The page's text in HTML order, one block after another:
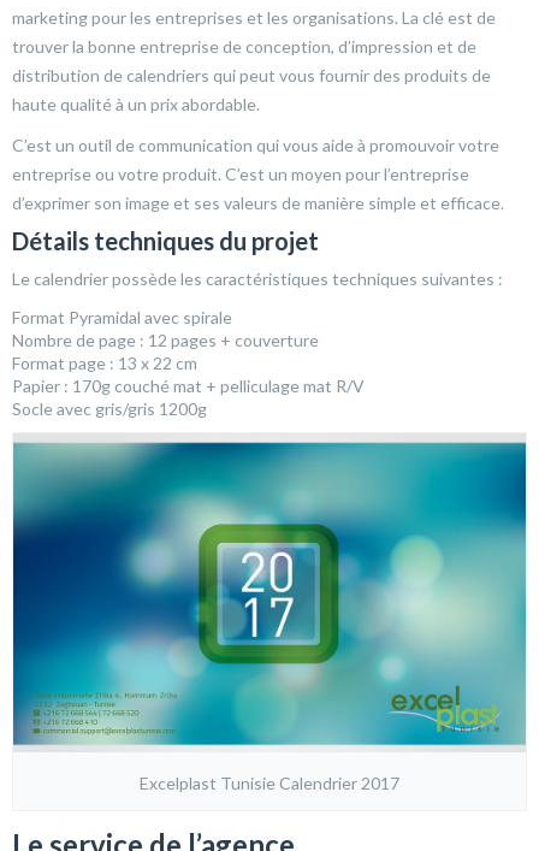
marketing pour les entreprises et les organisations. La clé est de
trouver la bonne entreprise de conception, d’impression et de
distribution de calendriers qui peut vous fournir des produits de
haute qualité à un prix abordable.
C’est un outil de communication qui vous aide à promouvoir votre
entreprise ou votre produit. C’est un moyen pour l’entreprise
d’exprimer son image et ses valeurs de manière simple et efficace.
Détails techniques du projet
Le calendrier possède les caractéristiques techniques suivantes :
Format Pyramidal avec spirale
Nombre de page : 12 pages + couverture
Format page : 13 x 22 cm
Papier : 170g couché mat + pelliculage mat R/V
Socle avec gris/gris 1200g
Excelplast Tunisie Calendrier 2017